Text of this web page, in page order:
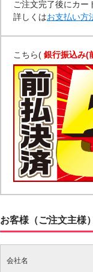
ご注文完了後にカー
詳しくはお支払い方
こちら( 銀行振込み(
お客様（ご注文主様
会社名